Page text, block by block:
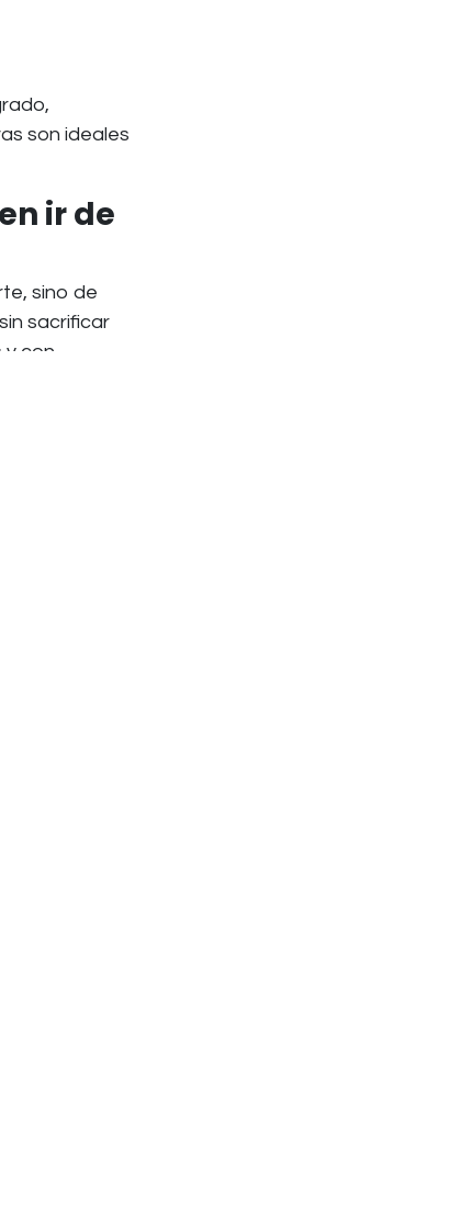
son ideales
ir de
sino de
sacrificar
y con